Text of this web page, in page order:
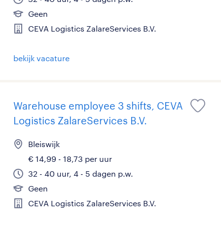
Geen
CEVA Logistics ZalareServices B.V.
bekijk vacature
Warehouse employee 3 shifts, CEVA
Logistics ZalareServices B.V.
Bleiswijk
€ 14,99 - 18,73 per uur
32 - 40 uur, 4 - 5 dagen p.w.
Geen
CEVA Logistics ZalareServices B.V.